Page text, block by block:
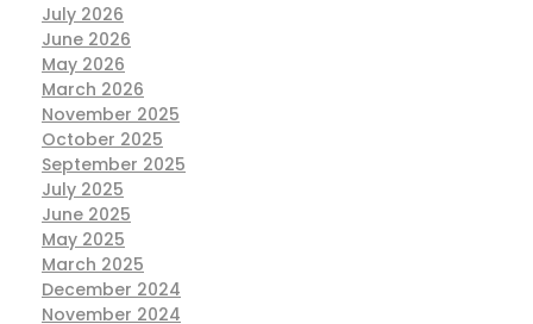
July 2026
June 2026
May 2026
March 2026
November 2025
October 2025
September 2025
July 2025
June 2025
May 2025
March 2025
December 2024
November 2024